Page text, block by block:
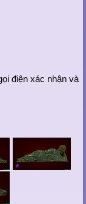
điện xác nhận và